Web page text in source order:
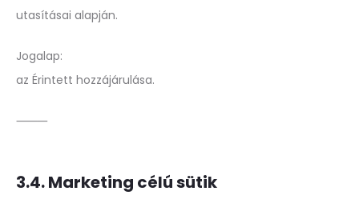
utasításai alapján.
Jogalap:
az Érintett hozzájárulása.
⸻
3.4. Marketing célú sütik